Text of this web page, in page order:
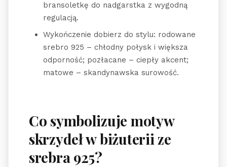
bransoletkę do nadgarstka z wygodną
regulacją.
Wykończenie dobierz do stylu: rodowane
srebro 925 – chłodny połysk i większa
odporność; pozłacane – ciepły akcent;
matowe – skandynawska surowość.
Co symbolizuje motyw
skrzydeł w biżuterii ze
srebra 925?